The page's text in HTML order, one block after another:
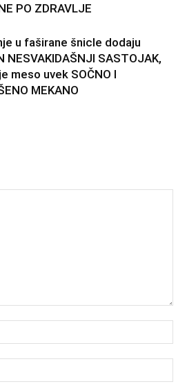
PO ZDRAVLJE
u faširane šnicle dodaju
NESVAKIDAŠNJI SASTOJAK,
meso uvek SOČNO I
MEKANO